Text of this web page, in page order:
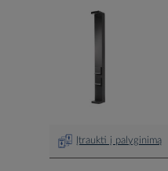
Įtraukti į palyginimą